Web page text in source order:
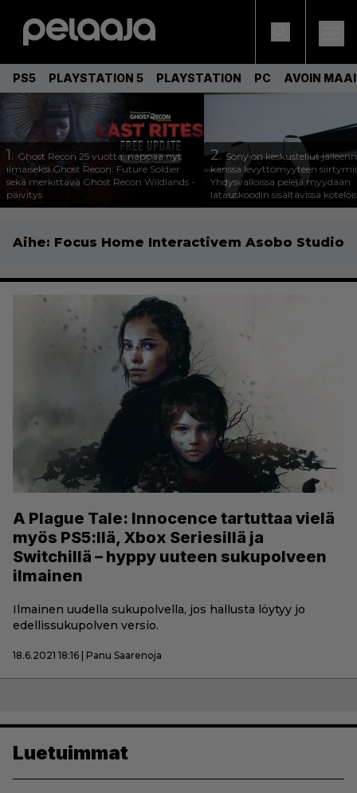
PS5 PLAYSTATION 5 PLAYSTATION PC AVOIN
1. Ghost Recon 25 vuotta: nappaa nyt
ilmaiseksi Ghost Recon: Future Soldier
sekä merkittävä Ghost Recon Wildlands -
päivitys
2.Sony on keskustellut
kanssa levyttömyyteen
Yhdysvalloissa pelejä myydään
latauskoodin sisältävissä
Aihe: Focus Home Interactivem Asobo Studio
A Plague Tale: Innocence tartuttaa vielä
myös PS5:llä, Xbox Seriesillä ja
Switchillä – hyppy uuteen sukupolveen
ilmainen
Ilmainen uudella sukupolvella, jos hallusta löytyy jo
edellissukupolven versio.
18.6.2021 18:16 | Panu Saarenoja
Luetuimmat